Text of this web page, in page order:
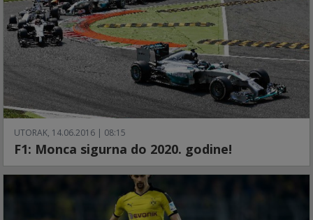
UTORAK, 14.06.2016 | 08:15
F1: Monca sigurna do 2020. godine!